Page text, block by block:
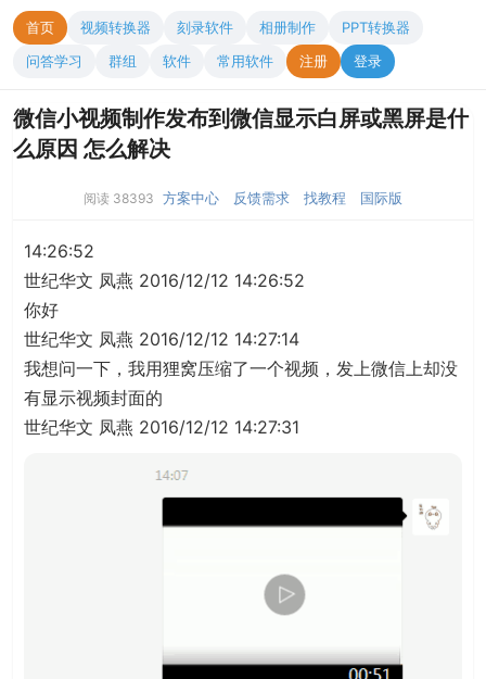
首页 视频转换器 刻录软件 相册制作
PPT转换器
问答学习
群组 软件 常用软件 注册 登录
微信小视频制作发布到微信显示白屏或黑屏是什
么原因 怎么解决
阅读 38393 方案中心 反馈需求 找教程 国际版
14:26:52
世纪华文 凤燕 2016/12/12 14:26:52
你好
世纪华文 凤燕 2016/12/12 14:27:14
我想问一下，我用狸窝压缩了一个视频，发上微信上却没
有显示视频封面的
世纪华文 凤燕 2016/12/12 14:27:31